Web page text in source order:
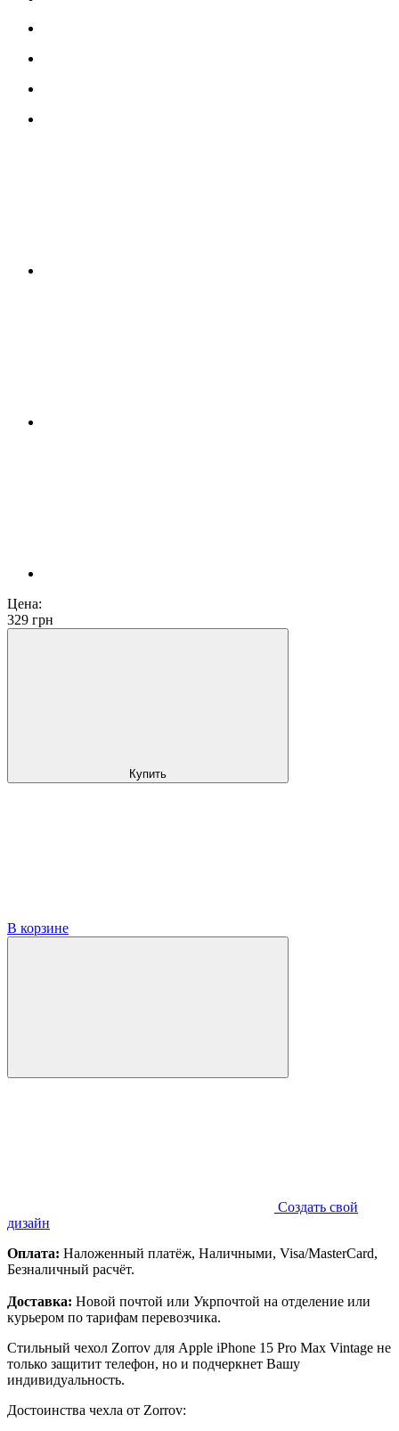
Цена:
329 грн
Купить
В корзине
Создать свой
дизайн
Оплата: Наложенный платёж, Наличными, Visa/MasterCard,
Безналичный расчёт.
Доставка: Новой почтой или Укрпочтой на отделение или
курьером по тарифам перевозчика.
Стильный чехол Zorrov для Apple iPhone 15 Pro Max Vintage не
только защитит телефон, но и подчеркнет Вашу
индивидуальность.
Достоинства чехла от Zorrov: